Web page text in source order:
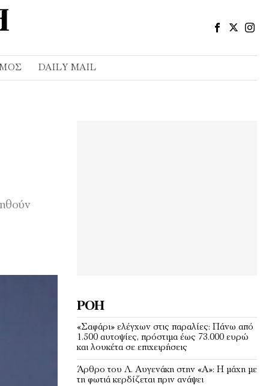
DAILY MAIL
ΡΟΉ
«Σαφάρι» ελέγχων στις παραλίες: Πάνω από
1.500 αυτοψίες, πρόστιμα έως 73.000 ευρώ
και λουκέτα σε επιχειρήσεις
Άρθρο του Λ. Αυγενάκη στην «Α»: Η μάχη με
τη φωτιά κερδίζεται πριν ανάψει